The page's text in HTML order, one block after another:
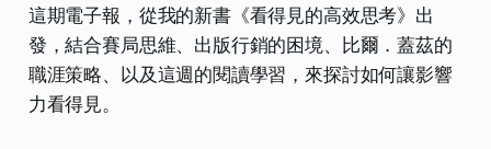
下主導自己的時間。 那麼，有餘裕的
人，又是如何運用時間的？ 今天的時
間分配，可能是昨天、上週，甚至是
一個月前就計劃好的；把時間精力投
入在只有自己能做，而且是更重要、
這期電子報，從我的新書《看得見的高效思考》出
發，結合賽局思維、出版行銷的困境、比爾．蓋茲的
職涯策略、以及這週的閱讀學習，來探討如何讓影響
力看得見。